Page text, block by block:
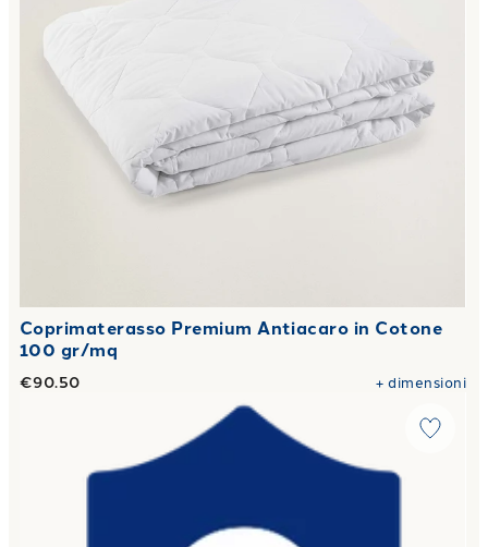
Coprimaterasso Premium Antiacaro in Cotone
100 gr/mq
€90.50 +dimensioni
Spedizione Assicurata